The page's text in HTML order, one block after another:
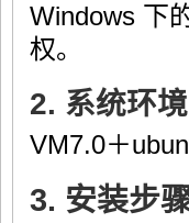
Windows 下
权。
2. 系统环境
VM7.0＋
3. 安装步